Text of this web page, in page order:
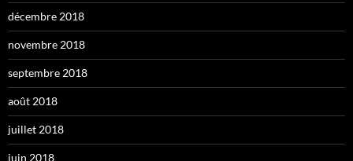
décembre 2018
novembre 2018
septembre 2018
août 2018
juillet 2018
juin 2018